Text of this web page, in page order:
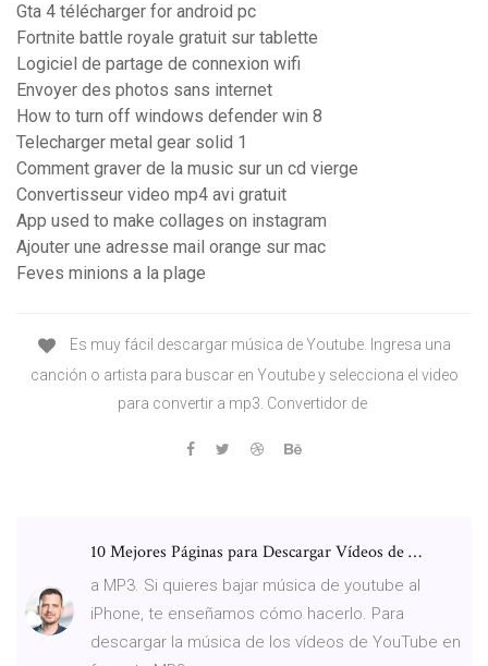
Gta 4 télécharger for android pc
Fortnite battle royale gratuit sur tablette
Logiciel de partage de connexion wifi
Envoyer des photos sans internet
How to turn off windows defender win 8
Telecharger metal gear solid 1
Comment graver de la music sur un cd vierge
Convertisseur video mp4 avi gratuit
App used to make collages on instagram
Ajouter une adresse mail orange sur mac
Feves minions a la plage
Es muy fácil descargar música de Youtube. Ingresa una
canción o artista para buscar en Youtube y selecciona el video
para convertir a mp3. Convertidor de
10 Mejores Páginas para Descargar Vídeos de …
a MP3. Si quieres bajar música de youtube al
iPhone, te enseñamos cómo hacerlo. Para
descargar la música de los vídeos de YouTube en